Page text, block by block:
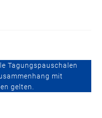
Tagungspauschalen
mit
gelten.